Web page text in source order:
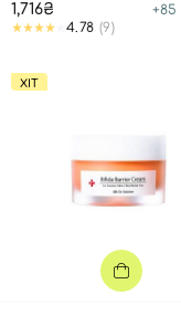
1,716₴ +85
4.78 (9)
ХІТ